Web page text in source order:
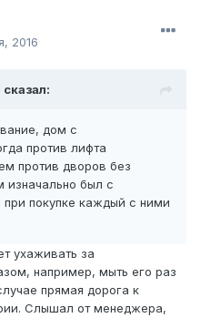
2016
дом с
против лифта
против дворов без
был с
покупке каждый с ними
ухаживать за
например, мыть его раз
прямая дорога к
Слышал от менеджера,